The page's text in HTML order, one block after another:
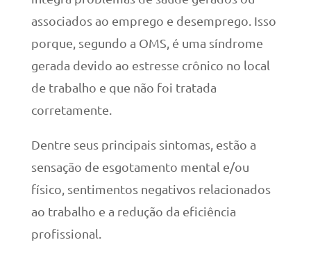
associados ao emprego e desemprego. Isso
porque, segundo a OMS, é uma síndrome
gerada devido ao estresse crônico no local
de trabalho e que não foi tratada
corretamente.
Dentre seus principais sintomas, estão a
sensação de esgotamento mental e/ou
físico, sentimentos negativos relacionados
ao trabalho e a redução da eficiência
profissional.